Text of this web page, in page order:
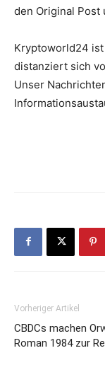
den Original
Kryptoworld24
distanziert sich
Unser
Vorheriger Artikel
CBDCs machen
Roman 1984 zur